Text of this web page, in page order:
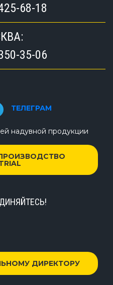
68-18
35-06
ТЕЛЕГРАМ
надувной продукции
ДИРЕКТОРУ